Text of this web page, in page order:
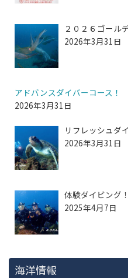
２０２６ゴール
2026年3月31日
アドバンスダイバーコース！
2026年3月31日
リフレッシュダ
2026年3月31日
体験ダイビング
2025年4月7日
海洋情報